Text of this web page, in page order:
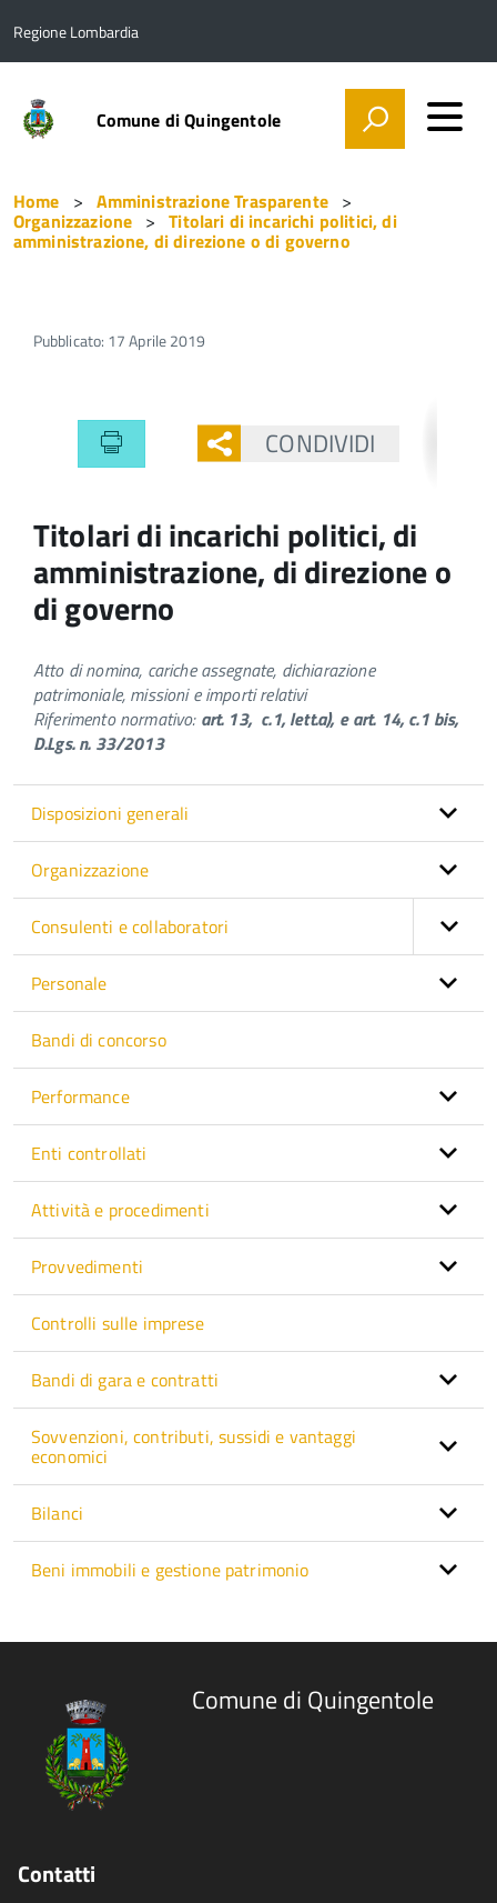
Regione Lombardia
Comune di Quingentole
Home Amministrazione Trasparente
Organizzazione Titolari di incarichi politici, di
amministrazione, di direzione o di governo
Pubblicato: 17 Aprile 2019
CONDIVIDI
Titolari di incarichi politici, di
amministrazione, di direzione o
di governo
Atto di nomina, cariche assegnate, dichiarazione
patrimoniale, missioni e importi relativi
Riferimento normativo: art. 13, c.1, lett.a), e art. 14, c.1 bis,
D.Lgs. n. 33/2013
Disposizioni generali
Organizzazione
Consulenti e collaboratori
Personale
Bandi di concorso
Performance
Enti controllati
Attività e procedimenti
Provvedimenti
Controlli sulle imprese
Bandi di gara e contratti
Sovvenzioni, contributi, sussidi e vantaggi
economici
Bilanci
Beni immobili e gestione patrimonio
Comune di Quingentole
Contatti